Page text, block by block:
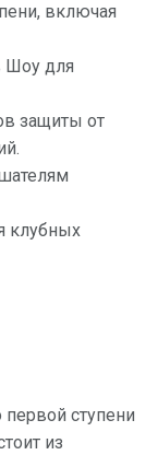
включая
Шоу для
защиты от
клубных
первой ступени
из